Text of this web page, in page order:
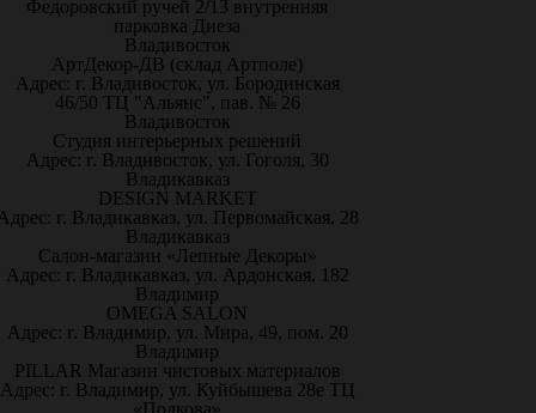
Федоровский ручей 2/13 внутренняя
парковка Диеза
Владивосток
АртДекор-ДВ (склад Артполе)
Адрес: г. Владивосток, ул. Бородинская
46/50 ТЦ "Альянс", пав. № 26
Владивосток
Студия интерьерных решений
Адрес: г. Владивосток, ул. Гоголя, 30
Владикавказ
DESIGN MARKET
г. Владикавказ, ул. Первомайская, 28
Владикавказ
Салон-магазин «Лепные Декоры»
Адрес: г. Владикавказ, ул. Ардонская, 182
Владимир
OMEGA SALON
Адрес: г. Владимир, ул. Мира, 49, пом. 20
Владимир
PILLAR Магазин чистовых материалов
Адрес: г. Владимир, ул. Куйбышева 28е ТЦ
«Подкова»